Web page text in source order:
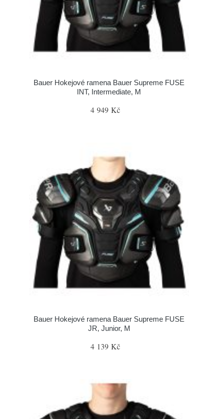
Bauer Hokejové ramena Bauer Supreme FUSE
INT, Intermediate, M
4 949 Kč
Bauer Hokejové ramena Bauer Supreme FUSE
JR, Junior, M
4 139 Kč